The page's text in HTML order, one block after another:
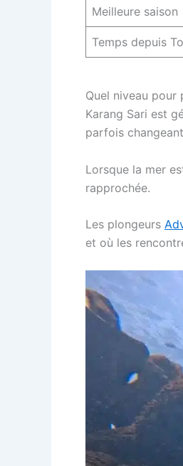
Meilleure saison
Temps depuis
Quel niveau pour
Karang Sari est
parfois
Lorsque la mer
rapprochée.
Les plongeurs
et où les